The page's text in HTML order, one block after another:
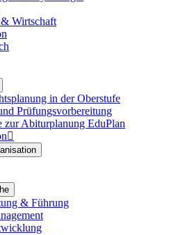
Wirtschaft
in der Oberstufe
Prüfungsvorbereitung
zur Abiturplanung EduPlan

& Führung